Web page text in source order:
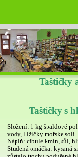
Taštičky
Taštičky s
Složení: 1 kg špaldové
vody, l lžičky mořské soli
Náplň: cibule kmín, sůl,
Studená omáčka: kysaná